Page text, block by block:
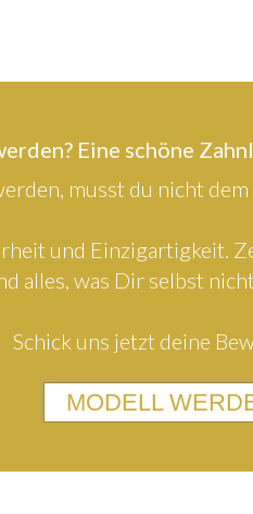
Eine schöne
musst du nicht
und Einzigartigkeit.
alles, was Dir selbst
Schick uns jetzt deine
MODELL